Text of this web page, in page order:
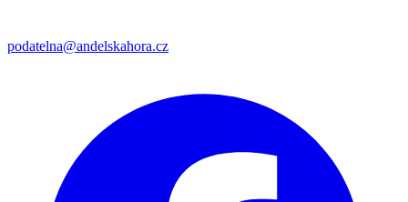
podatelna@andelskahora.cz